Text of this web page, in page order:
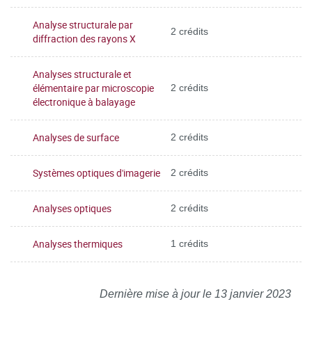
Analyse structurale par
diffraction des rayons X
2 crédits
Analyses structurale et
élémentaire par microscopie
électronique à balayage
2 crédits
Analyses de surface 2 crédits
Systèmes optiques d'imagerie 2 crédits
Analyses optiques 2 crédits
Analyses thermiques 1 crédits
Dernière mise à jour le 13 janvier 2023